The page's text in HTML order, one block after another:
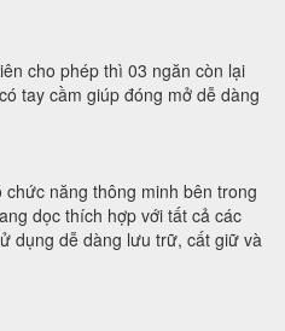
cho phép thì 03 ngăn còn lại
tay cầm giúp đóng mở dễ dàng
năng thông minh bên trong
dọc thích hợp với tất cả các
dụng dễ dàng lưu trữ, cất giữ và